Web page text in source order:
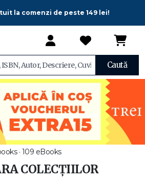
la comenzi de peste 149 lei!
Caută
· 109 eBooks
COLECȚIILOR